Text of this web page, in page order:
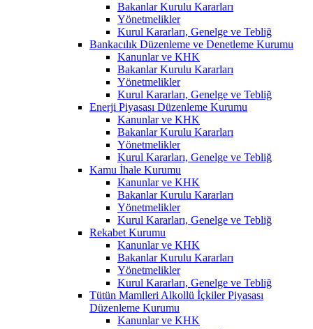
Bakanlar Kurulu Kararları
Yönetmelikler
Kurul Kararları, Genelge ve Tebliğ
Bankacılık Düzenleme ve Denetleme Kurumu
Kanunlar ve KHK
Bakanlar Kurulu Kararları
Yönetmelikler
Kurul Kararları, Genelge ve Tebliğ
Enerji Piyasası Düzenleme Kurumu
Kanunlar ve KHK
Bakanlar Kurulu Kararları
Yönetmelikler
Kurul Kararları, Genelge ve Tebliğ
Kamu İhale Kurumu
Kanunlar ve KHK
Bakanlar Kurulu Kararları
Yönetmelikler
Kurul Kararları, Genelge ve Tebliğ
Rekabet Kurumu
Kanunlar ve KHK
Bakanlar Kurulu Kararları
Yönetmelikler
Kurul Kararları, Genelge ve Tebliğ
Tütün Mamlleri Alkollü İçkiler Piyasası
Düzenleme Kurumu
Kanunlar ve KHK